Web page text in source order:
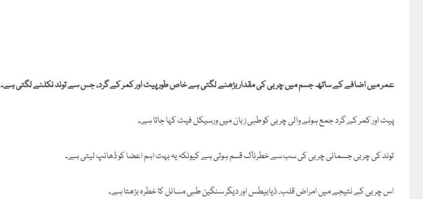
عمر میں اضافے کے ساتھ جسم میں چربی کی مقدار بڑھنے لگتی ہے خاص طور پیٹ اور کمر کے گرد، جس سے توند نکلنے لگتی ہے۔
پیٹ اور کمر کے گرد جمع ہونے والی چربی کو طبی زبان میں ورسیکل فیٹ کہا جاتا ہے۔
توند کی چربی جسمانی چربی کی سب سے خطرناک قسم ہوتی ہے کیونکہ یہ بہت اہم اعضا کو ڈھانپ لیتی ہے۔
اس چربی کے نتیجے میں امراض قلب، ذیابیطس اور دیگر سنگین طبی مسائل کا خطرہ بڑھتا ہے۔